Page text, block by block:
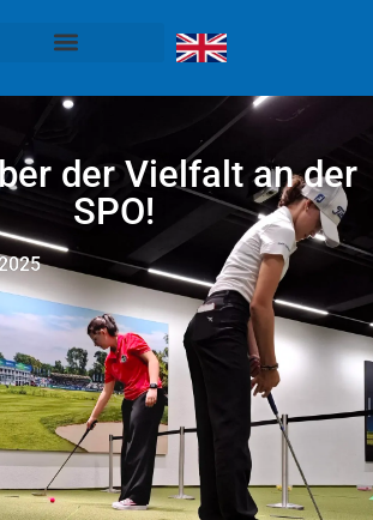
der Vielfalt an der
SPO!